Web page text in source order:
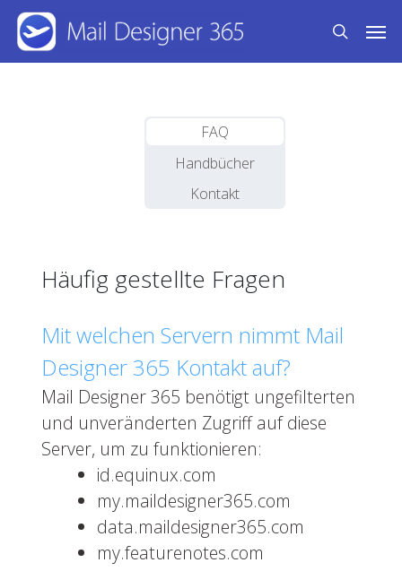
Skip
main
search
FAQ
Handbücher
Kontakt
Häufig gestellte Fragen
Mit welchen Servern nimmt Mail
Designer 365 Kontakt auf?
Mail Designer 365 benötigt ungefilterten
und unveränderten Zugriff auf diese
Server, um zu funktionieren:
id.equinux.com
my.maildesigner365.com
data.maildesigner365.com
my.featurenotes.com